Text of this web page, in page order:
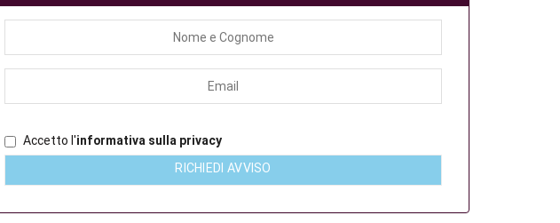
Accetto l'informativa sulla privacy
RICHIEDI AVVISO